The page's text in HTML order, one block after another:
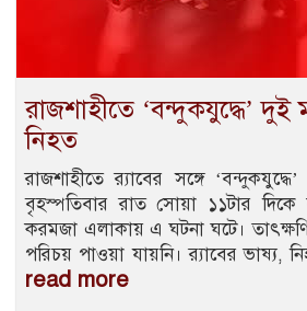
রাজশাহীতে ‘বন্দুকযুদ্ধে’ দুই
নিহত
রাজশাহীতে র‍্যাবের সঙ্গে
বৃহস্পতিবার রাত সোয়া ১১টার দিকে
করমজা এলাকায় এ ঘটনা ঘটে।
পরিচয় পাওয়া যায়নি। র‍্যাবের ভাষ্য,
read more